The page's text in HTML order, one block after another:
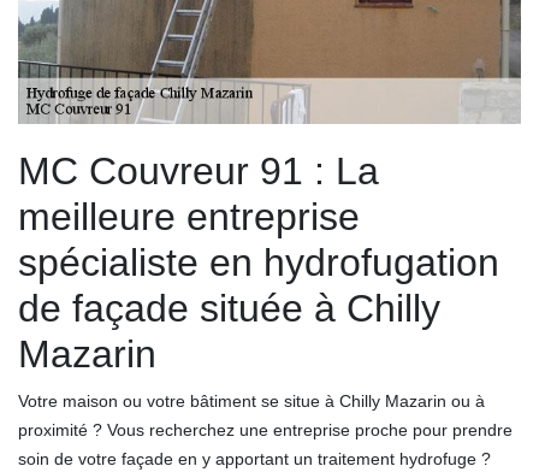
MC Couvreur 91 : La
meilleure entreprise
spécialiste en hydrofugation
de façade située à Chilly
Mazarin
Votre maison ou votre bâtiment se situe à Chilly Mazarin ou à
proximité ? Vous recherchez une entreprise proche pour prendre
soin de votre façade en y apportant un traitement hydrofuge ?